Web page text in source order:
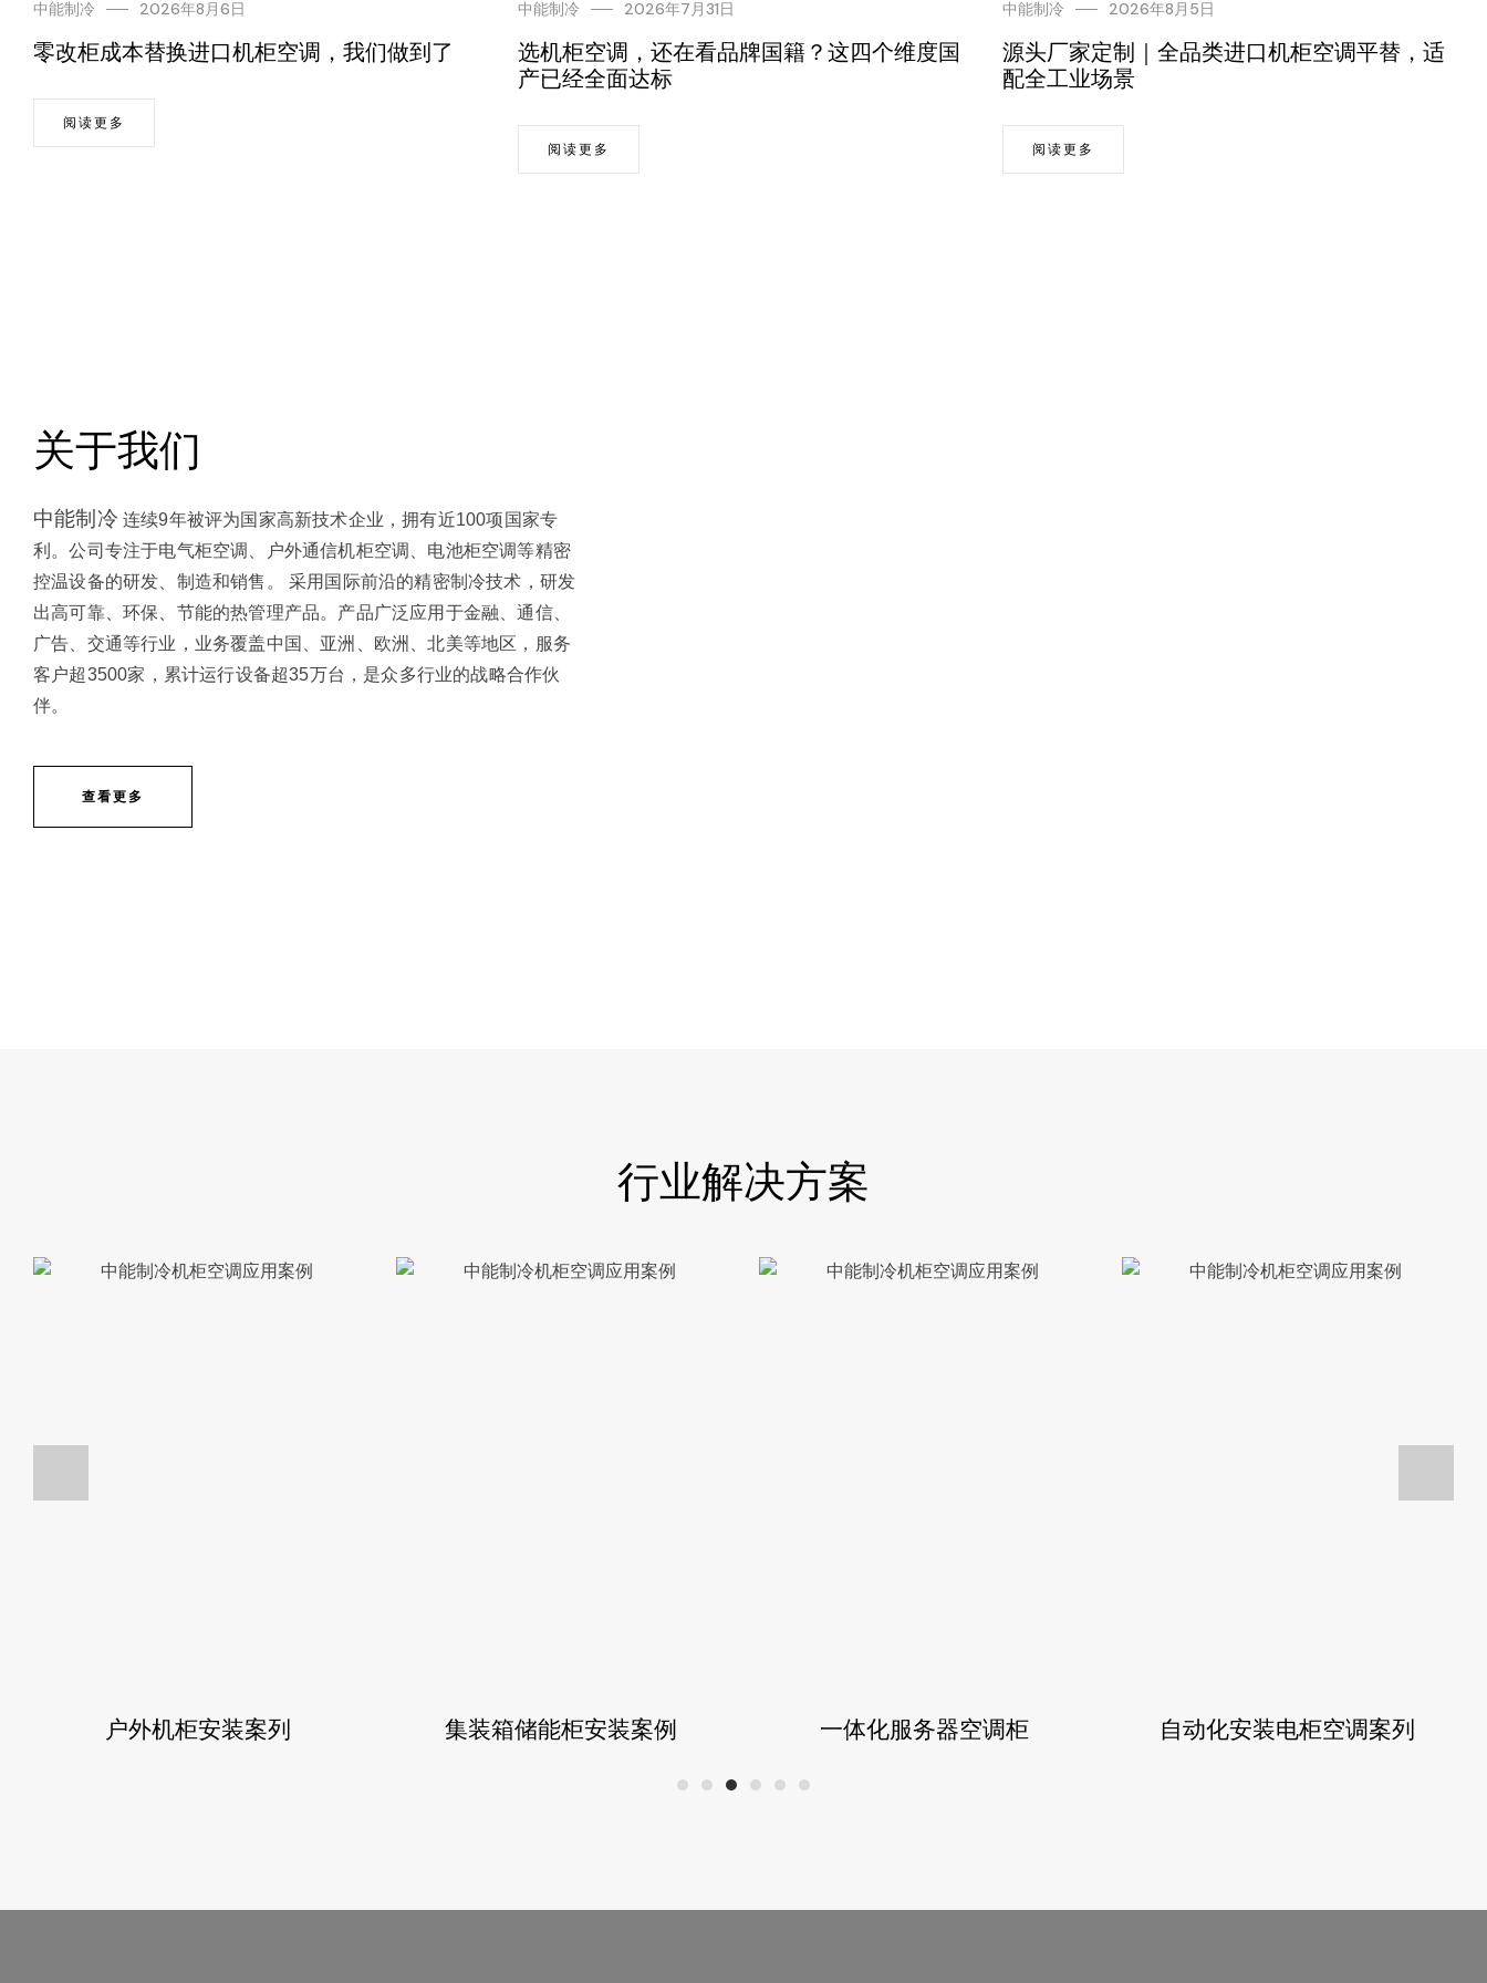
中能制冷 2026年8月6日
零改柜成本替换进口机柜空调，我们做到了
阅读更多
中能制冷 2026年7月31日
选机柜空调，还在看品牌国籍？这四个维度国
产已经全面达标
阅读更多
中能制冷 2026年8月5日
源头厂家定制｜全品类进口机柜空调平替，适
配全工业场景
阅读更多
关于我们
中能制冷 连续9年被评为国家高新技术企业，拥有近100项国家专
利。公司专注于电气柜空调、户外通信机柜空调、电池柜空调等精密
控温设备的研发、制造和销售。
采用国际前沿的精密制冷技术，研发
出高可靠、环保、节能的热管理产品。产品广泛应用于金融、通信、
广告、交通等行业，业务覆盖中国、亚洲、欧洲、北美等地区，服务
客户超3500家，累计运行设备超35万台，是众多行业的战略合作伙
伴。
查看更多
行业解决方案
户外机柜安装案列 集装箱储能柜安装案例 一体化服务器空调柜 自动化安装电柜空调案列